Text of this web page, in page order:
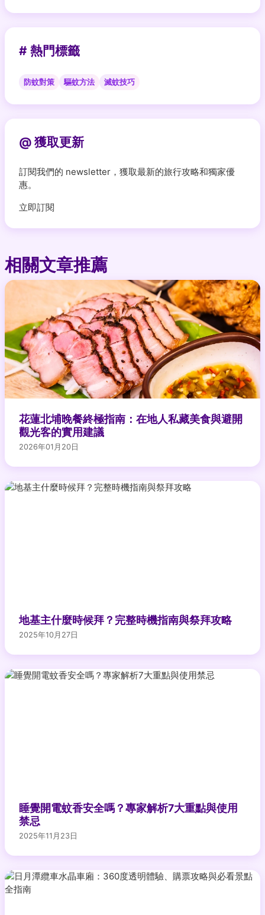
# 熱門標籤
防蚊對策 驅蚊方法 滅蚊技巧
@ 獲取更新
訂閱我們的 newsletter，獲取最新的旅行攻略和獨家優
惠。
立即訂閱
相關文章推薦
花蓮北埔晚餐終極指南：在地人私藏美食與避開
觀光客的實用建議
2026年01月20日
地基主什麼時候拜？完整時機指南與祭拜攻略
2025年10月27日
睡覺開電蚊香安全嗎？專家解析7大重點與使用
禁忌
2025年11月23日